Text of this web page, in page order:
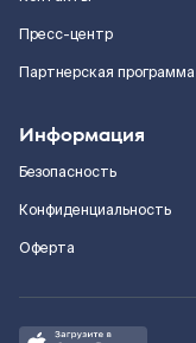
Пресс-центр
Партнерская программа
Информация
Безопасность
Конфиденциальность
Оферта